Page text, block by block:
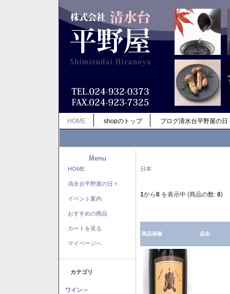
HOME shopのトップ ブログ清水台平野屋の日
Menu
HOME
清水台平野屋の日々
イベント案内
おすすめの商品
カートを見る
マイページへ
カテゴリ
ワイン->
日本
1から8 を表示中 (商品の数: 8)
商品画像 品名-